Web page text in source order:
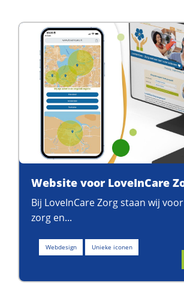
Website voor LoveInCare
Bij LoveInCare Zorg staan wij
zorg en...
Webdesign Unieke iconen